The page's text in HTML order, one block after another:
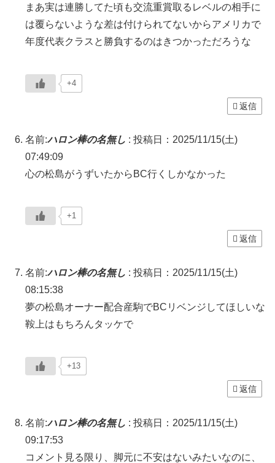
まあ実は連勝してた頃も交流重賞取るレベルの相手に
は覆らないような差は付けられてないからアメリカで
年度代表クラスと勝負するのはきつかっただろうな
+4
返信
名前:ハロン棒の名無し : 投稿日：2025/11/15(土)
07:49:09
心の松島がうずいたからBC行くしかなかった
+1
返信
名前:ハロン棒の名無し : 投稿日：2025/11/15(土)
08:15:38
夢の松島オーナー配合産駒でBCリベンジしてほしいな
鞍上はもちろんタッケで
+13
返信
名前:ハロン棒の名無し : 投稿日：2025/11/15(土)
09:17:53
コメント見る限り、脚元に不安はないみたいなのに、